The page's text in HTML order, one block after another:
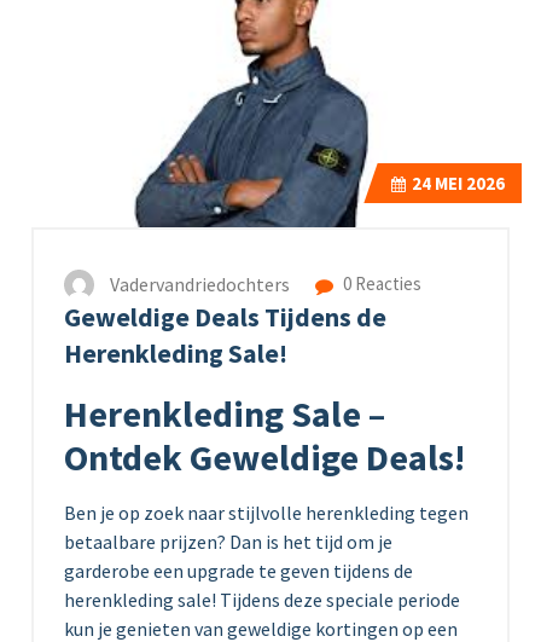
24 MEI 2026
Vadervandriedochters 0 Reacties
Geweldige Deals Tijdens de
Herenkleding Sale!
Herenkleding Sale –
Ontdek Geweldige Deals!
Ben je op zoek naar stijlvolle herenkleding tegen
betaalbare prijzen? Dan is het tijd om je
garderobe een upgrade te geven tijdens de
herenkleding sale! Tijdens deze speciale periode
kun je genieten van geweldige kortingen op een